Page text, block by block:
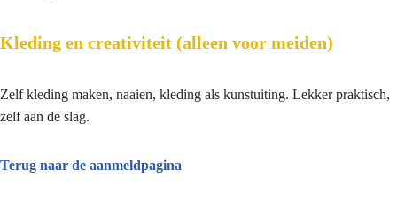
Kleding en creativiteit (alleen voor meiden)
Zelf kleding maken, naaien, kleding als kunstuiting. Lekker praktisch,
zelf aan de slag.
Terug naar de aanmeldpagina